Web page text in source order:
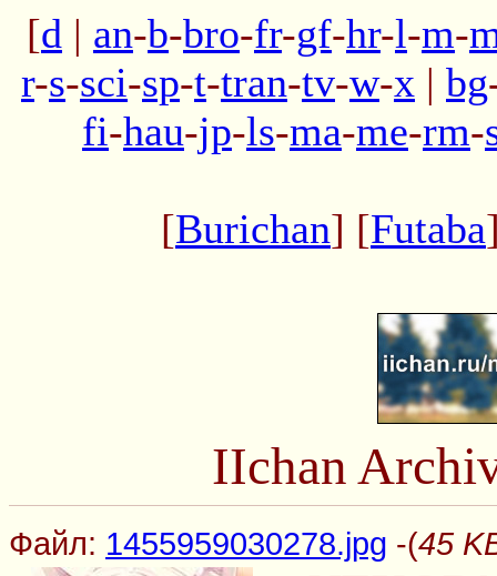
[d | an-b-bro-fr-gf-hr-l-m-
r-s-sci-sp-t-tran-tv-w-x | bg
fi-hau-jp-ls-ma-me-rm-
[Burichan] [Futaba
IIchan
Файл: 1455959030278.jpg -(45